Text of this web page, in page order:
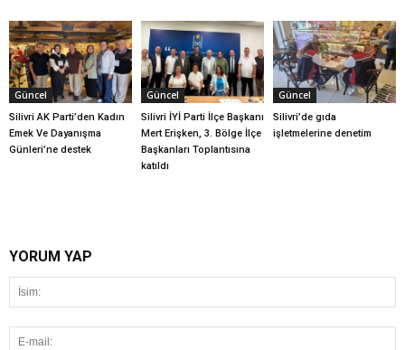
Güncel
Silivri AK Parti’den Kadın
Emek Ve Dayanışma
Günleri’ne destek
Güncel
Silivri İYİ Parti İlçe Başkanı
Mert Erişken, 3. Bölge İlçe
Başkanları Toplantısına
katıldı
Güncel
Silivri’de gıda
işletmelerine denetim
YORUM YAP